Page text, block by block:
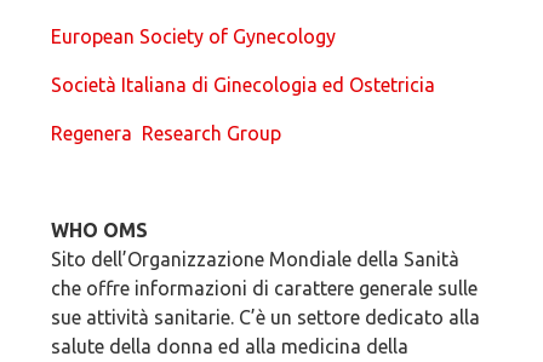
European Society of Gynecology
Società Italiana di Ginecologia ed Ostetricia
Regenera Research Group
WHO OMS
Sito dell’Organizzazione Mondiale della Sanità
che offre informazioni di carattere generale sulle
sue attività sanitarie. C’è un settore dedicato alla
salute della donna ed alla medicina della